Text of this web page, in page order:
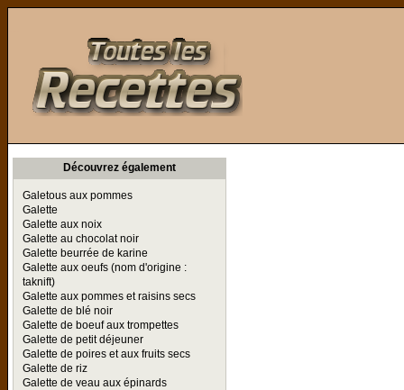
Découvrez également
Galetous aux pommes
Galette
Galette aux noix
Galette au chocolat noir
Galette beurrée de karine
Galette aux oeufs (nom d'origine :
taknift)
Galette aux pommes et raisins secs
Galette de blé noir
Galette de boeuf aux trompettes
Galette de petit déjeuner
Galette de poires et aux fruits secs
Galette de riz
Galette de veau aux épinards